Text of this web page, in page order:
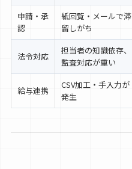
申請・承
認
紙回覧・メールで滞
留しがち
法令対応
担当者の知識依存、
監査対応が重い
給与連携
CSV加工・手入力が
発生